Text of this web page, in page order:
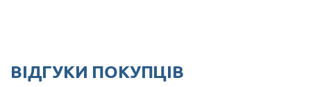
ВІДГУКИ ПОКУПЦІВ